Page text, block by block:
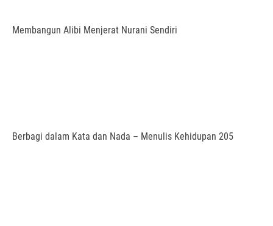
Membangun Alibi Menjerat Nurani Sendiri
Berbagi dalam Kata dan Nada – Menulis Kehidupan 205